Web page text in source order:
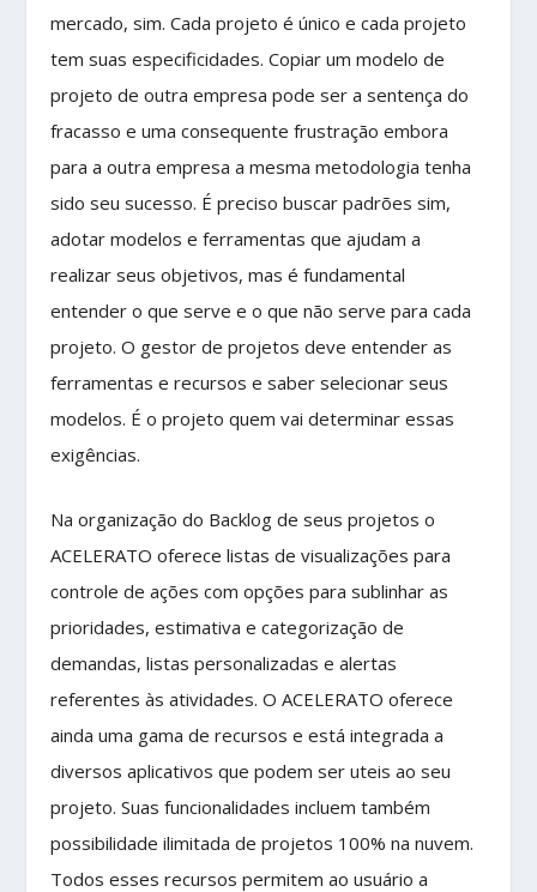
mercado, sim. Cada projeto é único e cada projeto
tem suas especificidades. Copiar um modelo de
projeto de outra empresa pode ser a sentença do
fracasso e uma consequente frustração embora
para a outra empresa a mesma metodologia tenha
sido seu sucesso. É preciso buscar padrões sim,
adotar modelos e ferramentas que ajudam a
realizar seus objetivos, mas é fundamental
entender o que serve e o que não serve para cada
projeto. O gestor de projetos deve entender as
ferramentas e recursos e saber selecionar seus
modelos. É o projeto quem vai determinar essas
exigências.
Na organização do Backlog de seus projetos o
ACELERATO oferece listas de visualizações para
controle de ações com opções para sublinhar as
prioridades, estimativa e categorização de
demandas, listas personalizadas e alertas
referentes às atividades. O ACELERATO oferece
ainda uma gama de recursos e está integrada a
diversos aplicativos que podem ser uteis ao seu
projeto. Suas funcionalidades incluem também
possibilidade ilimitada de projetos 100% na nuvem.
Todos esses recursos permitem ao usuário a